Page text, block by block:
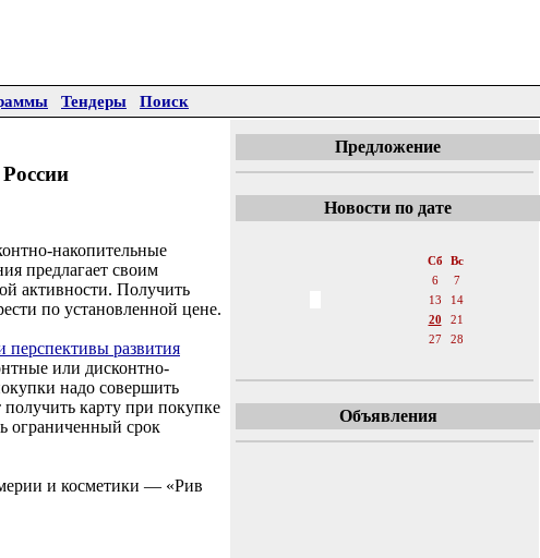
Тендеры Поиск
накопительные
предлагает своим
активности. Получить
по установленной цене.
перспективы развития
или дисконтно-
надо совершить
карту при покупке
ограниченный срок
и косметики — «Рив
Предложение
Новости по дате
Сб
Вс
6
7
13
14
20
21
27
28
Объявления